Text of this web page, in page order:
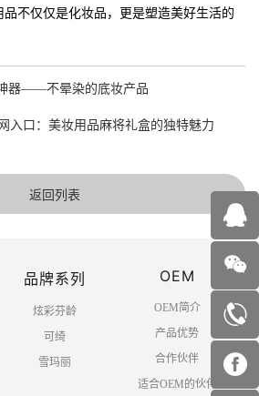
不仅仅是化妆品，更是塑造美好生活的
器——不晕染的底妆产品
入口：美妆用品麻将礼盒的独特魅力
返回列表
品牌系列
炫彩芬龄
可绮
雪玛丽
OEM
OEM简介
产品优势
合作伙伴
适合OEM的伙伴